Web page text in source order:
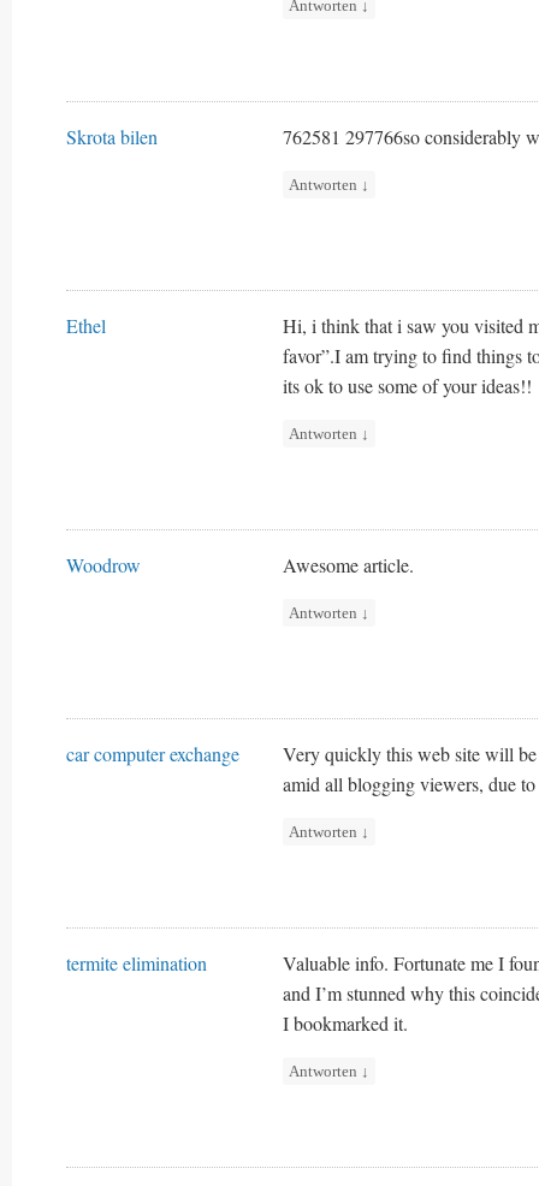
Antworten ↓
Skrota bilen 762581 297766so considerably
Antworten ↓
Ethel
Hi, i think that i saw you visited
favor”.I am trying to find things
its ok to use some of your ideas!!
Antworten ↓
Woodrow Awesome article.
Antworten ↓
car computer exchange
Very quickly this web site will
amid all blogging viewers, due
Antworten ↓
termite elimination
Valuable info. Fortunate me I
and I’m stunned why this
I bookmarked it.
Antworten ↓